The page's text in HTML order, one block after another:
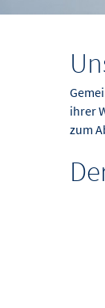
ihrer
zum